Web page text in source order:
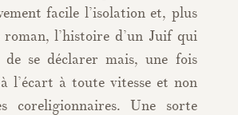
facile l’isolation et, plus
l’histoire d’un Juif qui
se déclarer mais, une fois
l’écart à toute vitesse et non
coreligionnaires. Une sorte